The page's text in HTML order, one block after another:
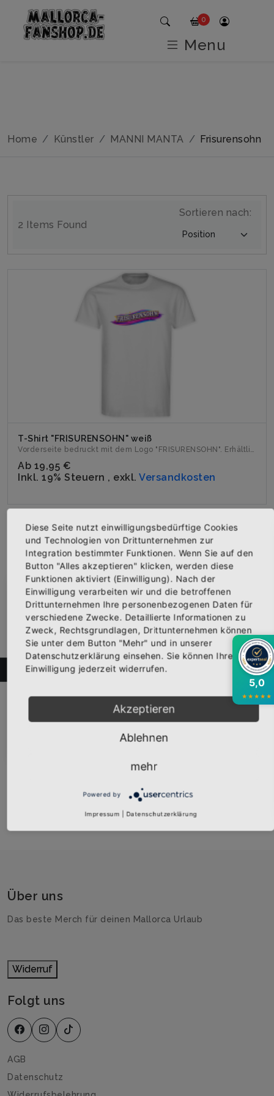
Home Künstler MANNI MANTA Frisurensohn
FILTER
2 Items Found
Sortieren nach:
T-Shirt "FRISURENSOHN" weiß
Vorderseite bedruckt mit dem Logo "FRISURENSOHN". Erhältli...
Ab 19,95 €
Inkl. 19% Steuern , exkl. Versandkosten
Girly-Shirt "FRISURENTOCHTER" weiß
exkl.Versandkosten
Über uns
Das beste Merch für deinen Mallorca Urlaub
Widerruf
Folgt uns
AGB
Datenschutz
Abonniere jetzt unseren Newsletter ×
Bekomme die aktuellsten News über neue
Produkte und zudem einen 10% Gutschein für
deine nächste Bestellung.
Abonnieren
0
Menu
5,0
★★★★★
Diese Seite nutzt einwilligungsbedürftige Cookies
und Technologien von Drittunternehmen zur
Integration bestimmter Funktionen. Wenn Sie auf den
Button "Alles akzeptieren" klicken, werden diese
Funktionen aktiviert (Einwilligung). Nach der
Einwilligung verarbeiten wir und die betroffenen
Drittunternehmen Ihre personenbezogenen Daten für
verschiedene Zwecke. Detaillierte Informationen zu
Zweck, Rechtsgrundlagen, Drittunternehmen können
Sie unter dem Button "Mehr" und in unserer
Datenschutzerklärung einsehen. Sie können Ihre
Einwilligung jederzeit widerrufen.
Akzeptieren
Ablehnen
mehr
Powered by
Impressum Datenschutzerklärung